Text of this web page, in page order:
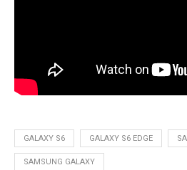
GALAXY S6 GALAXY S6 EDGE
SAMSUNG GALAXY